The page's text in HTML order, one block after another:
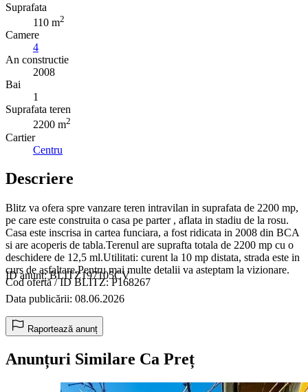
Suprafata
110 m2
Camere
4
An constructie
2008
Bai
1
Suprafata teren
2200 m2
Cartier
Centru
Descriere
Blitz va ofera spre vanzare teren intravilan in suprafata de 2200 mp,
pe care este construita o casa pe parter , aflata in stadiu de la rosu.
Casa este inscrisa in cartea funciara, a fost ridicata in 2008 din BCA
si are acoperis de tabla.Terenul are suprafta totala de 2200 mp cu o
deschidere de 12,5 ml.Utilitati: curent la 10 mp distata, strada este in
curs de asfaltare.Pentru mai multe detalii va asteptam la vizionare.
Cod ofertă / ID BLITZ: P168267
ID anunț: BLITZ197105CV
Data publicării: 08.06.2026
Raportează anunț
Anunțuri Similare Ca Preț